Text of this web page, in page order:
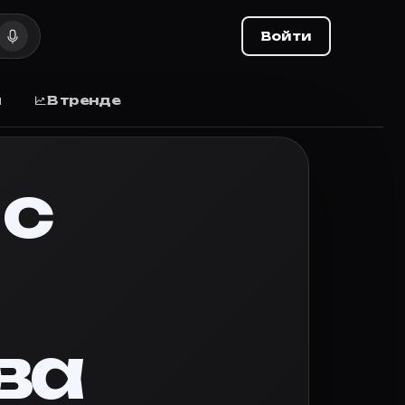
выхода
выхода, отзывы.
оценку и делитесь списком с друзьями.
Войти
В тренде